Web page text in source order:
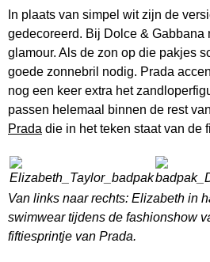
In plaats van simpel wit zijn de
gedecoreerd. Bij Dolce & Gabbana
glamour. Als de zon op die pakjes
goede zonnebril nodig. Prada
nog een keer extra het
passen helemaal binnen de rest
Prada die in het teken staat van de
Van links naar rechts: Elizabeth in
swimwear tijdens de fashionshow
fiftiesprintje van Prada.